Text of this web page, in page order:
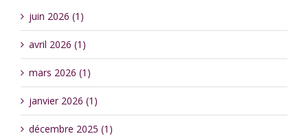
juin 2026 (1)
avril 2026 (1)
mars 2026 (1)
janvier 2026 (1)
décembre 2025 (1)